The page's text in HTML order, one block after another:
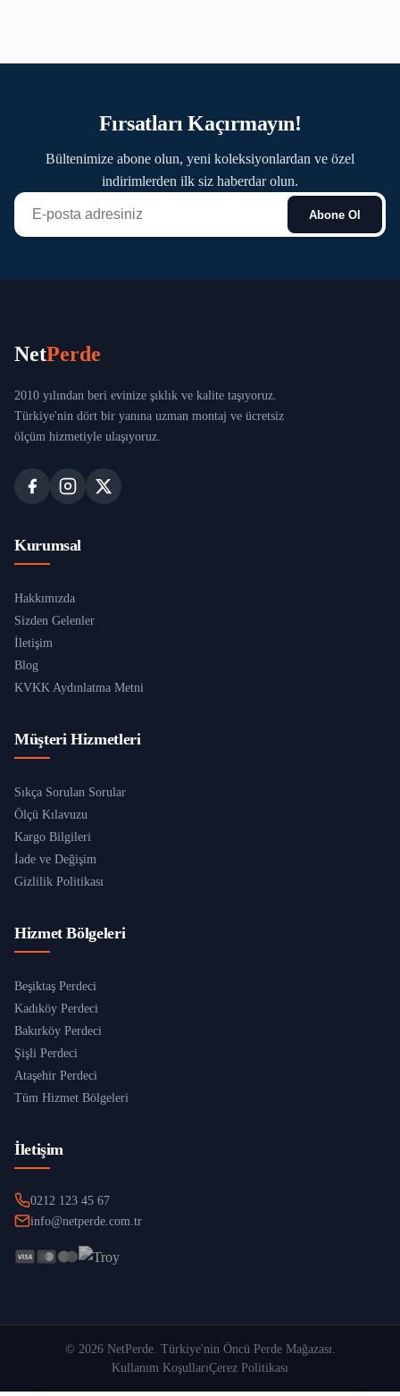
Sultangazi
Şile
Ümraniye
Üsküdar
Zeytinburnu
Fırsatları Kaçırmayın!
Bültenimize abone olun, yeni koleksiyonlardan ve özel
indirimlerden ilk siz haberdar olun.
Abone Ol
NetPerde
2010 yılından beri evinize şıklık ve kalite taşıyoruz.
Türkiye'nin dört bir yanına uzman montaj ve ücretsiz
ölçüm hizmetiyle ulaşıyoruz.
Kurumsal
Hakkımızda
Sizden Gelenler
İletişim
Blog
KVKK Aydınlatma Metni
Müşteri Hizmetleri
Sıkça Sorulan Sorular
Ölçü Kılavuzu
Kargo Bilgileri
İade ve Değişim
Gizlilik Politikası
Hizmet Bölgeleri
Beşiktaş Perdeci
Kadıköy Perdeci
Bakırköy Perdeci
Şişli Perdeci
Ataşehir Perdeci
Tüm Hizmet Bölgeleri
İletişim
0212 123 45 67
info@netperde.com.tr
© 2026 NetPerde. Türkiye'nin Öncü Perde Mağazası.
Kullanım KoşullarıÇerez Politikası